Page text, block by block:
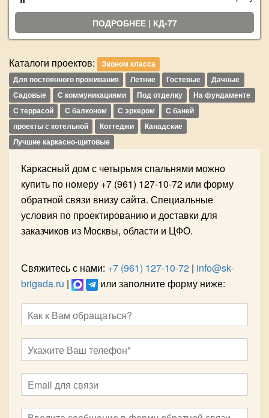
ПОДРОБНЕЕ | КД-77
Каталоги проектов:
Эконом класса
Для постоянного проживания
Летние Гостевые
Дачные
Садовые
С коммуникациями Под отделку
На фундаменте
С террасой
С балконом С эркером
С баней
проекты с котельной
Коттеджи
Канадские
Лучшие каркасно-щитовые
Каркасный дом с четырьмя спальнями можно
купить по номеру +7 (961) 127-10-72 или форму
обратной связи внизу сайта. Специальные
условия по проектированию и доставки для
заказчиков из Москвы, области и ЦФО.
Свяжитесь с нами: +7 (961) 127-10-72 | info@sk-
brigada.ru | или заполните форму ниже: